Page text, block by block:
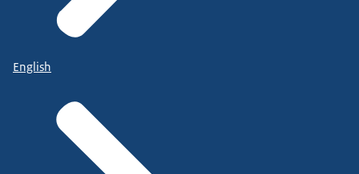
English